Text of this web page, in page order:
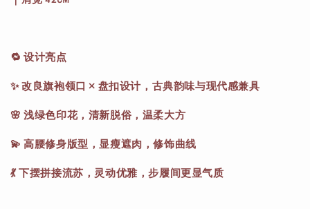
🔁 设计亮点
✨ 改良旗袍领口 × 盘扣设计，古典韵味与现代感兼具
🌸 浅绿色印花，清新脱俗，温柔大方
💫 高腰修身版型，显瘦遮肉，修饰曲线
💃 下摆拼接流苏，灵动优雅，步履间更显气质